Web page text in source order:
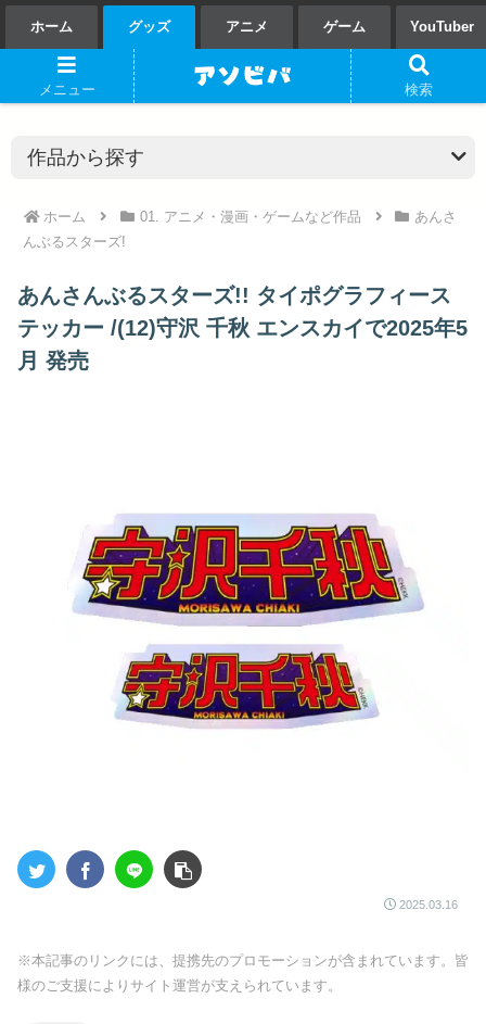
ホーム グッズ アニメ ゲーム YouTuber
ホーム 01. アニメ・漫画・ゲームなど作品
あんさ
んぶるスターズ!
あんさんぶるスターズ!! タイポグラフィース
テッカー /(12)守沢 千秋 エンスカイで2025年5
月 発売
2025.03.16
※本記事のリンクには、提携先のプロモーションが含まれています。皆
様のご支援によりサイト運営が支えられています。
メニュー 検索